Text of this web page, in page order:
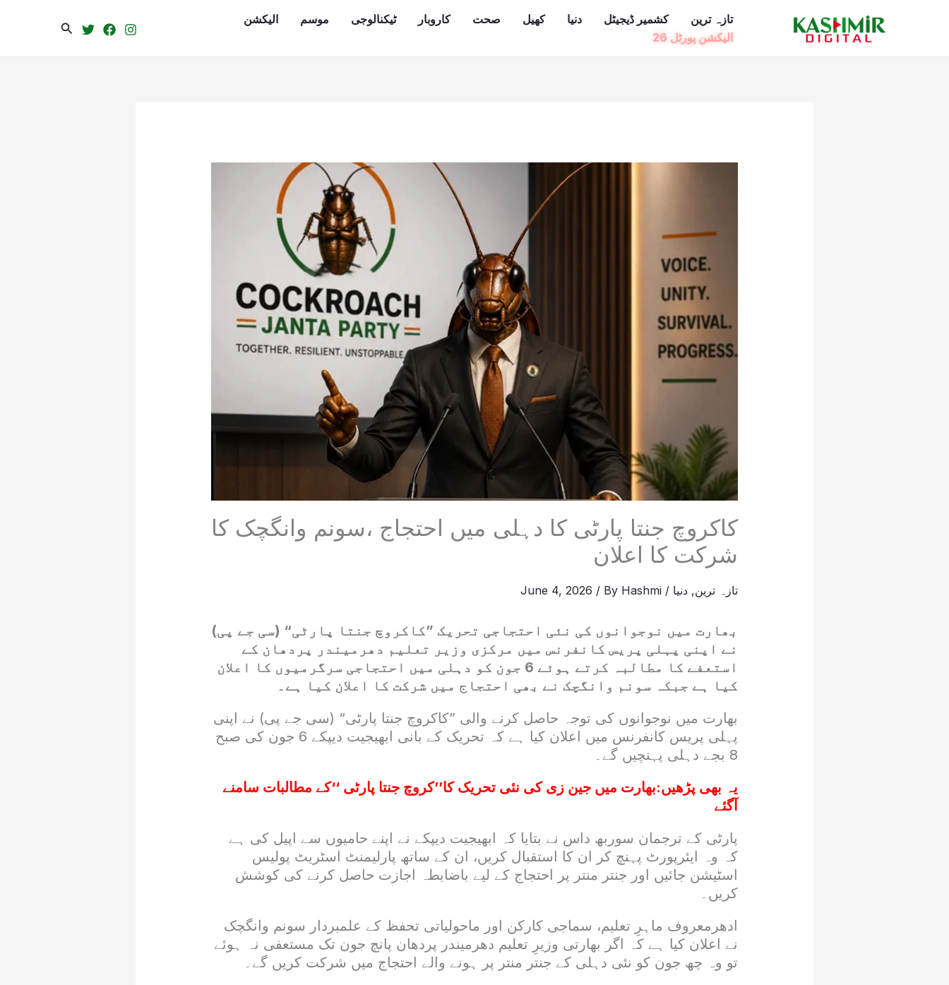
تازہ ترین کشمیر ڈیجیٹل دنیا کھیل صحت کاروبار ٹیکنالوجی موسم
الیکشن
الیکشن پورٹل 26
Search
کاکروچ جنتا پارٹی کا دہلی میں احتجاج ،سونم وانگچک کا
شرکت کا اعلان
تازہ ترین, دنیا /
June 4, 2026 / By Hashmi
بھارت میں نوجوانوں کی نئی احتجاجی تحریک ”کاکروچ جنتا پارٹی“ (سی جے پی)
نے اپنی پہلی پریس کانفرنس میں مرکزی وزیر تعلیم دھرمیندر پردھان کے
استعفے کا مطالبہ کرتے ہوئے 6 جون کو دہلی میں احتجاجی سرگرمیوں کا اعلان
کیا ہے جبکہ سونم وانگچک نے بھی احتجاج میں شرکت کا اعلان کیا ہے۔
بھارت میں نوجوانوں کی توجہ حاصل کرنے والی ”کاکروچ جنتا پارٹی“ (سی جے پی) نے اپنی
پہلی پریس کانفرنس میں اعلان کیا ہے کہ تحریک کے بانی ابھیجیت دیپکے 6 جون کی صبح
8 بجے دہلی پہنچیں گے۔
یہ بھی پڑھیں:بھارت میں جین زی کی نئی تحریک کا’’کروچ جنتا پارٹی ‘‘کے مطالبات سامنے
آگئے
پارٹی کے ترجمان سوربھ داس نے بتایا کہ ابھیجیت دیپکے نے اپنے حامیوں سے اپیل کی ہے
کہ وہ ایئرپورٹ پہنچ کر ان کا استقبال کریں، ان کے ساتھ پارلیمنٹ اسٹریٹ پولیس
اسٹیشن جائیں اور جنتر منتر پر احتجاج کے لیے باضابطہ اجازت حاصل کرنے کی کوشش
کریں۔
ادھرمعروف ماہرِ تعلیم، سماجی کارکن اور ماحولیاتی تحفظ کے علمبردار سونم وانگچک
نے اعلان کیا ہے کہ اگر بھارتی وزیرِ تعلیم دھرمیندر پردھان پانچ جون تک مستعفی نہ ہوئے
تو وہ چھ جون کو نئی دہلی کے جنتر منتر پر ہونے والے احتجاج میں شرکت کریں گے۔